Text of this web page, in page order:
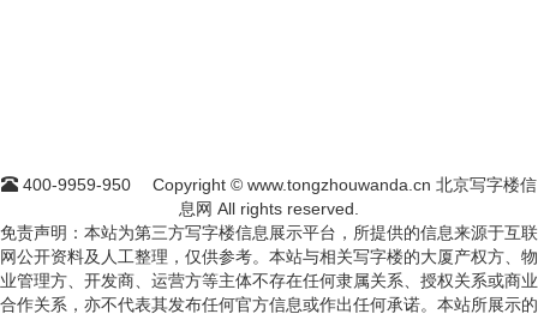
400-9959-950
Copyright © www.tongzhouwanda.cn 北京写字楼信
息网 All rights reserved.
免责声明：本站为第三方写字楼信息展示平台，所提供的信息来源于互联
网公开资料及人工整理，仅供参考。本站与相关写字楼的大厦产权方、物
业管理方、开发商、运营方等主体不存在任何隶属关系、授权关系或商业
合作关系，亦不代表其发布任何官方信息或作出任何承诺。本站所展示的